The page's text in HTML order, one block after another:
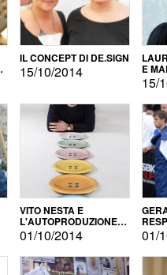
IL CONCEPT DI DE.SIGN
15/10/2014 E
15/
VITO NESTA E
L'AUTOPRODUZIONE
COME RECUPERO DEI
SIMBOLI
01/10/2014 01/